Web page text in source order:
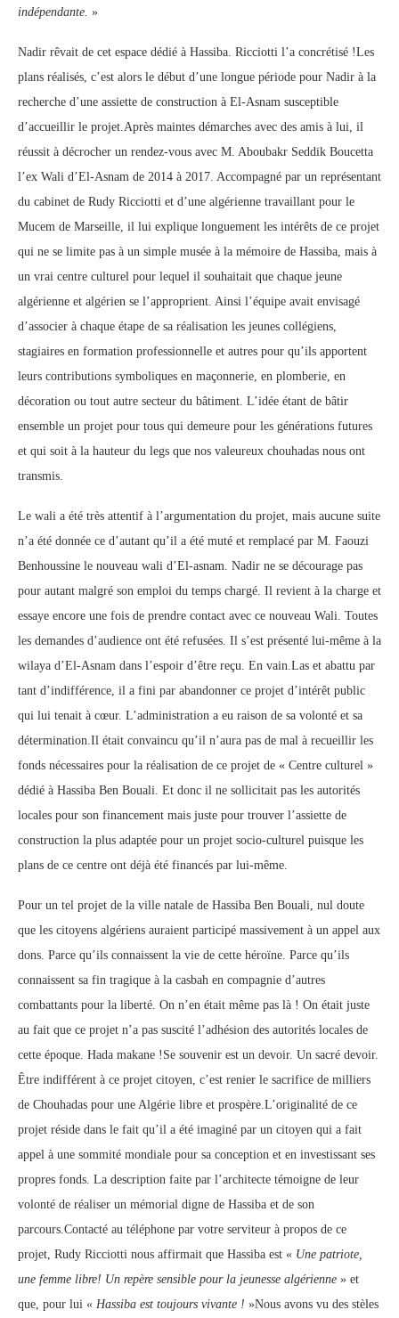
indépendante. »
Nadir rêvait de cet espace dédié à Hassiba. Ricciotti l’a concrétisé !Les
plans réalisés, c’est alors le début d’une longue période pour Nadir à la
recherche d’une assiette de construction à El-Asnam susceptible
d’accueillir le projet.Après maintes démarches avec des amis à lui, il
réussit à décrocher un rendez-vous avec M. Aboubakr Seddik Boucetta
l’ex Wali d’El-Asnam de 2014 à 2017. Accompagné par un représentant
du cabinet de Rudy Ricciotti et d’une algérienne travaillant pour le
Mucem de Marseille, il lui explique longuement les intérêts de ce projet
qui ne se limite pas à un simple musée à la mémoire de Hassiba, mais à
un vrai centre culturel pour lequel il souhaitait que chaque jeune
algérienne et algérien se l’approprient. Ainsi l’équipe avait envisagé
d’associer à chaque étape de sa réalisation les jeunes collégiens,
stagiaires en formation professionnelle et autres pour qu’ils apportent
leurs contributions symboliques en maçonnerie, en plomberie, en
décoration ou tout autre secteur du bâtiment. L’idée étant de bâtir
ensemble un projet pour tous qui demeure pour les générations futures
et qui soit à la hauteur du legs que nos valeureux chouhadas nous ont
transmis.
Le wali a été très attentif à l’argumentation du projet, mais aucune suite
n’a été donnée ce d’autant qu’il a été muté et remplacé par M. Faouzi
Benhoussine le nouveau wali d’El-asnam. Nadir ne se décourage pas
pour autant malgré son emploi du temps chargé. Il revient à la charge et
essaye encore une fois de prendre contact avec ce nouveau Wali. Toutes
les demandes d’audience ont été refusées. Il s’est présenté lui-même à la
wilaya d’El-Asnam dans l’espoir d’être reçu. En vain.Las et abattu par
tant d’indifférence, il a fini par abandonner ce projet d’intérêt public
qui lui tenait à cœur. L’administration a eu raison de sa volonté et sa
détermination.Il était convaincu qu’il n’aura pas de mal à recueillir les
fonds nécessaires pour la réalisation de ce projet de « Centre culturel »
dédié à Hassiba Ben Bouali. Et donc il ne sollicitait pas les autorités
locales pour son financement mais juste pour trouver l’assiette de
construction la plus adaptée pour un projet socio-culturel puisque les
plans de ce centre ont déjà été financés par lui-même.
Pour un tel projet de la ville natale de Hassiba Ben Bouali, nul doute
que les citoyens algériens auraient participé massivement à un appel aux
dons. Parce qu’ils connaissent la vie de cette héroïne. Parce qu’ils
connaissent sa fin tragique à la casbah en compagnie d’autres
combattants pour la liberté. On n’en était même pas là ! On était juste
au fait que ce projet n’a pas suscité l’adhésion des autorités locales de
cette époque. Hada makane !Se souvenir est un devoir. Un sacré devoir.
Être indifférent à ce projet citoyen, c’est renier le sacrifice de milliers
de Chouhadas pour une Algérie libre et prospère.L’originalité de ce
projet réside dans le fait qu’il a été imaginé par un citoyen qui a fait
appel à une sommité mondiale pour sa conception et en investissant ses
propres fonds. La description faite par l’architecte témoigne de leur
volonté de réaliser un mémorial digne de Hassiba et de son
parcours.Contacté au téléphone par votre serviteur à propos de ce
projet, Rudy Ricciotti nous affirmait que Hassiba est « Une patriote,
une femme libre! Un repère sensible pour la jeunesse algérienne » et
que, pour lui « Hassiba est toujours vivante ! »Nous avons vu des stèles